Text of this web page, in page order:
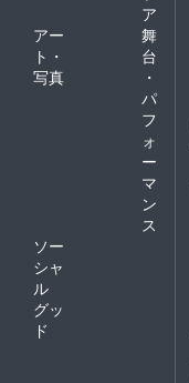
ア
アー
ト・
写真
舞
台
・
パ
フ
ォ
ー
マ
ン
ス
ソー
シャ
ル
グッ
ド